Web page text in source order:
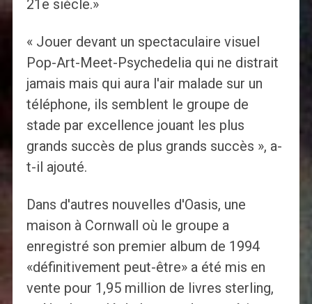
21e siècle.»
« Jouer devant un spectaculaire visuel
Pop-Art-Meet-Psychedelia qui ne distrait
jamais mais qui aura l'air malade sur un
téléphone, ils semblent le groupe de
stade par excellence jouant les plus
grands succès de plus grands succès », a-
t-il ajouté.
Dans d'autres nouvelles d'Oasis, une
maison à Cornwall où le groupe a
enregistré son premier album de 1994
«définitivement peut-être» a été mis en
vente pour 1,95 million de livres sterling,